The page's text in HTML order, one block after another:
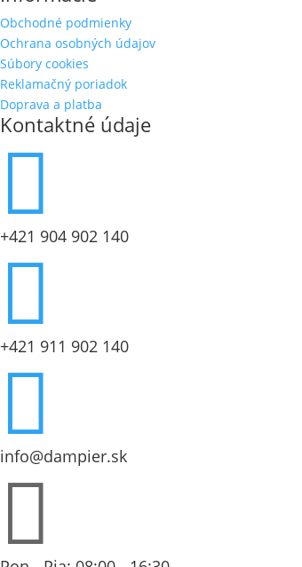
Obchodné podmienky
Ochrana osobných údajov
Súbory cookies
Reklamačný poriadok
Doprava a platba
Kontaktné údaje

+421 904 902 140

+421 911 902 140

info@dampier.sk
